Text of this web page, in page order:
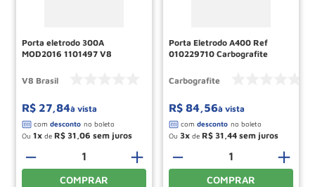
Porta eletrodo 300A
MOD2016 1101497 V8
V8 Brasil
R$ 27 84à vista
Ou 1 de R$ 31 06
＋
－
COMPRAR
Porta Eletrodo A400 Ref
010229710 Carbografite
Carbografite
R$ 84 56à vista
Ou 3 de R$ 31 44
＋
－
COMPRAR